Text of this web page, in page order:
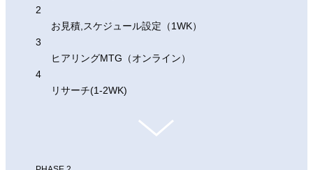
2
お見積,スケジュール設定（1WK）
3
ヒアリングMTG（オンライン）
4
リサーチ(1-2WK)